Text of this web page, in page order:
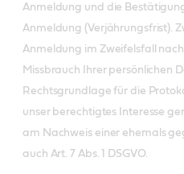
Anmeldung und die
Anmeldung (Verjährungsfrist).
Anmeldung im Zweifelsfall
Missbrauch Ihrer persönlichen
Rechtsgrundlage für die
unser berechtigtes Interesse
am Nachweis einer ehemals
auch Art. 7 Abs. 1 DSGVO.